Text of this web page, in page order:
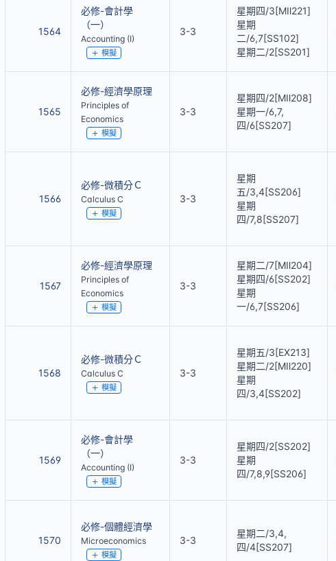
1564
必修-會計學
（一）
Accounting (I)
模擬
3-3
星期四/3[MⅡ221]
星期
二/6,7[SS102]
星期二/2[SS201]
1565
必修-經濟學原理
Principles of
Economics
模擬
3-3
星期四/2[MⅡ208]
星期一/6,7,
四/6[SS207]
1566
必修-微積分Ｃ
Calculus C
模擬
3-3
星期
五/3,4[SS206]
星期
四/7,8[SS207]
1567
必修-經濟學原理
Principles of
Economics
模擬
3-3
星期二/7[MⅡ204]
星期四/6[SS202]
星期
一/6,7[SS206]
1568
必修-微積分Ｃ
Calculus C
模擬
3-3
星期五/3[EX213]
星期二/2[MⅡ220]
星期
四/3,4[SS202]
1569
必修-會計學
（一）
Accounting (I)
模擬
3-3
星期四/2[SS202]
星期
四/7,8,9[SS206]
1570
必修-個體經濟學
Microeconomics
模擬
3-3
星期二/3,4,
四/4[SS207]